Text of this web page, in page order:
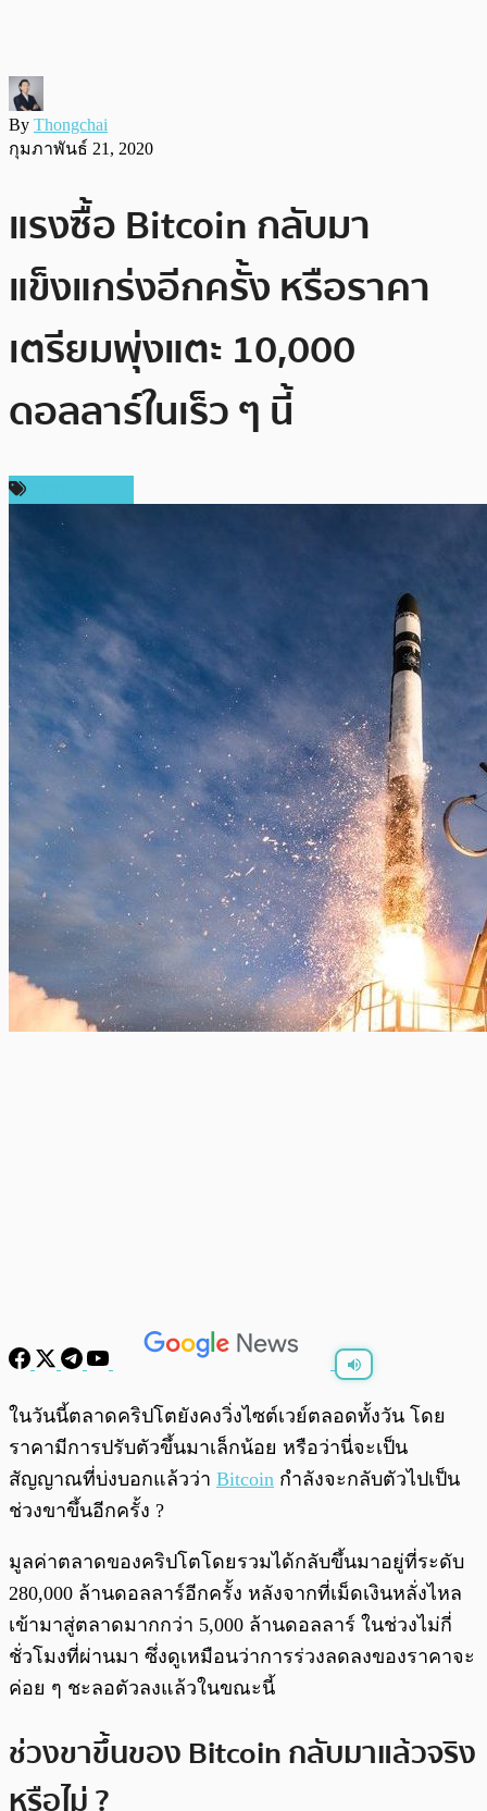
By Thongchai
กุมภาพันธ์ 21, 2020
แรงซื้อ Bitcoin กลับมา
แข็งแกร่งอีกครั้ง หรือราคา
เตรียมพุ่งแตะ 10,000
ดอลลาร์ในเร็ว ๆ นี้
พร้อมเล่น 0:00 /0:00
ในวันนี้ตลาดคริปโตยังคงวิ่งไซต์เวย์ตลอดทั้งวัน โดย
ราคามีการปรับตัวขึ้นมาเล็กน้อย หรือว่านี่จะเป็น
สัญญาณที่บ่งบอกแล้วว่า Bitcoin กำลังจะกลับตัวไปเป็น
ช่วงขาขึ้นอีกครั้ง ?
มูลค่าตลาดของคริปโตโดยรวมได้กลับขึ้นมาอยู่ที่ระดับ
280,000 ล้านดอลลาร์อีกครั้ง หลังจากที่เม็ดเงินหลั่งไหล
เข้ามาสู่ตลาดมากกว่า 5,000 ล้านดอลลาร์ ในช่วงไม่กี่
ชั่วโมงที่ผ่านมา ซึ่งดูเหมือนว่าการร่วงลดลงของราคาจะ
ค่อย ๆ ชะลอตัวลงแล้วในขณะนี้
ช่วงขาขึ้นของ Bitcoin กลับมาแล้วจริง
หรือไม่ ?